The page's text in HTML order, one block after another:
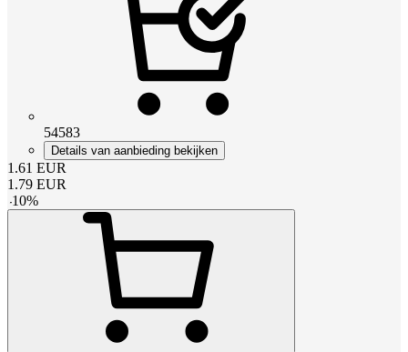
54583
Details van aanbieding bekijken
1.61 EUR
1.79 EUR
-10%